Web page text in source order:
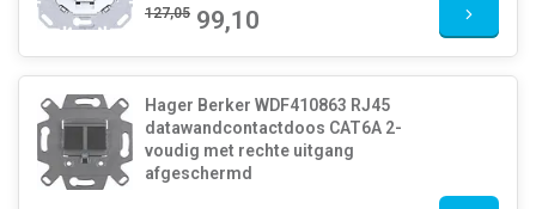
127,05 99,10
Hager Berker WDF410863 RJ45
datawandcontactdoos CAT6A 2-
voudig met rechte uitgang
afgeschermd